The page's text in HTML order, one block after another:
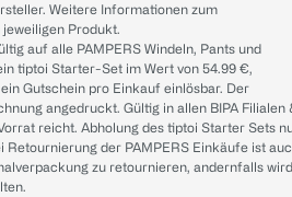
Weitere Informationen zum
Produkt.
auf alle PAMPERS Windeln, Pants und
tiptoi Starter-Set im Wert von 54.99 €,
Gutschein pro Einkauf einlösbar. Der
angedruckt. Gültig in allen BIPA Filialen
reicht. Abholung des tiptoi Starter Sets
Retournierung der PAMPERS Einkäufe ist
zu retournieren, andernfalls wird